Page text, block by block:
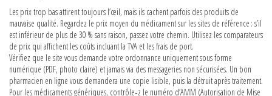
Les prix trop bas attirent toujours l’œil, mais ils cachent parfois des produits de
mauvaise qualité. Regardez le prix moyen du médicament sur les sites de référence : s’il
est inférieur de plus de 30 % sans raison, passez votre chemin. Utilisez les comparateurs
de prix qui affichent les coûts incluant la TVA et les frais de port.
Vérifiez que le site vous demande votre ordonnance uniquement sous forme
numérique (PDF, photo claire) et jamais via des messageries non sécurisées. Un bon
pharmacien en ligne vous demandera une copie lisible, puis la détruit après traitement.
Pour les médicaments génériques, contrôle‑z le numéro d’AMM (Autorisation de Mise